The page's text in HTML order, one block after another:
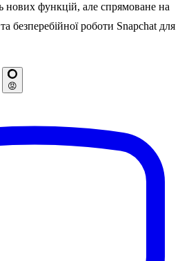
нових функцій, але спрямоване на
безперебійної роботи Snapchat для
😡